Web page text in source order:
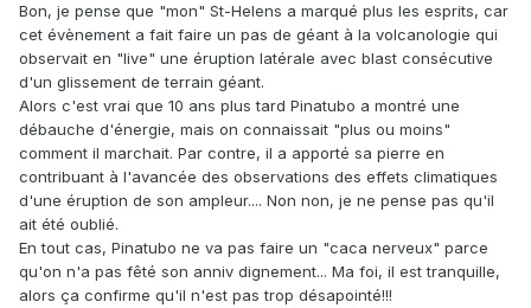
Bon, je pense que "mon" St-Helens a marqué plus les esprits, car
cet évènement a fait faire un pas de géant à la volcanologie qui
observait en "live" une éruption latérale avec blast consécutive
d'un glissement de terrain géant.
Alors c'est vrai que 10 ans plus tard Pinatubo a montré une
débauche d'énergie, mais on connaissait "plus ou moins"
comment il marchait. Par contre, il a apporté sa pierre en
contribuant à l'avancée des observations des effets climatiques
d'une éruption de son ampleur.... Non non, je ne pense pas qu'il
ait été oublié.
En tout cas, Pinatubo ne va pas faire un "caca nerveux" parce
qu'on n'a pas fêté son anniv dignement... Ma foi, il est tranquille,
alors ça confirme qu'il n'est pas trop désapointé!!!